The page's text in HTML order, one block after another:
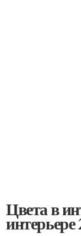
Цвета в
интерьере